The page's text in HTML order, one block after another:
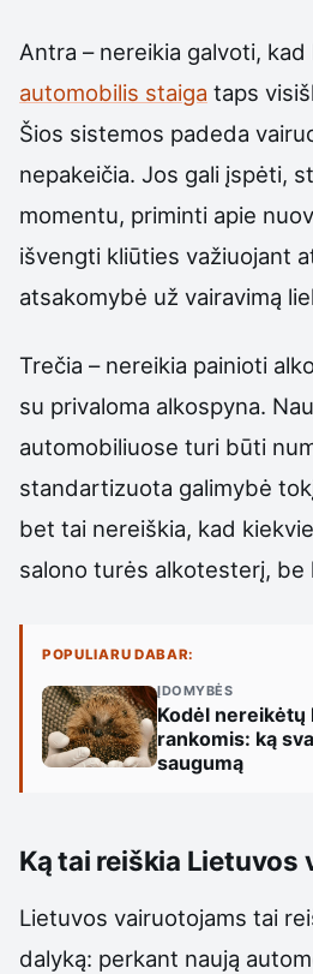
Antra – nereikia galvoti, kad
automobilis staiga taps
Šios sistemos padeda
nepakeičia. Jos gali įspėti,
momentu, priminti apie
išvengti kliūties važiuojant
atsakomybė už vairavimą
Trečia – nereikia painioti
su privaloma alkospyna.
automobiliuose turi būti
standartizuota galimybė
bet tai nereiškia, kad
salono turės alkotesterį, be
POPULIARU DABAR:
ĮDOMYBĖS
Kodėl
rankomis: ką
saugumą
Ką tai reiškia Lietuvos
Lietuvos vairuotojams tai
dalyką: perkant naują